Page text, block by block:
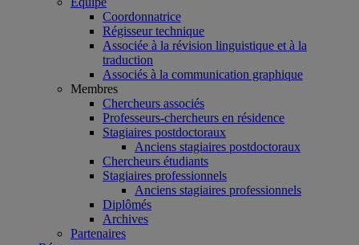
Coordonnatrice
Régisseur technique
Associée à la révision linguistique et à la
traduction
Associés à la communication graphique
Membres
Chercheurs associés
Professeurs-chercheurs en résidence
Stagiaires postdoctoraux
Anciens stagiaires postdoctoraux
Chercheurs étudiants
Stagiaires professionnels
Anciens stagiaires professionnels
Diplômés
Archives
Partenaires